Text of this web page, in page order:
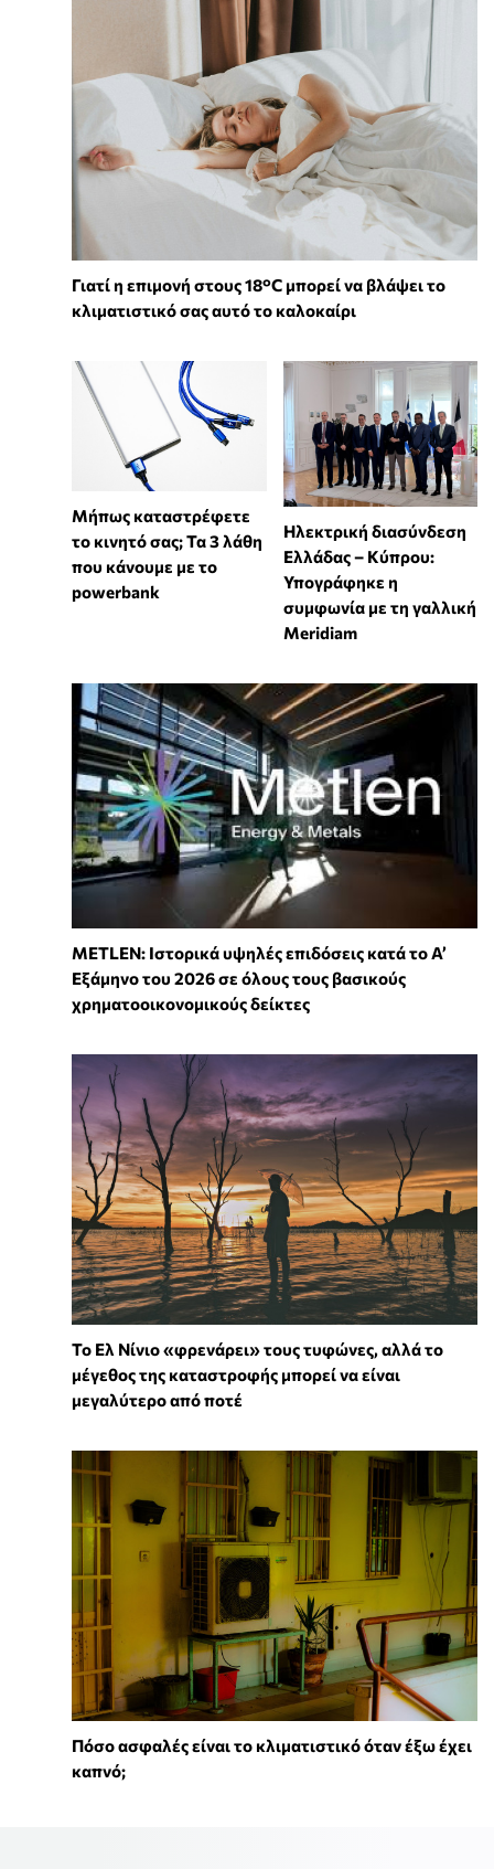
Γιατί η επιμονή στους 18°C μπορεί να βλάψει το
κλιματιστικό σας αυτό το καλοκαίρι
Μήπως καταστρέφετε
το κινητό σας; Τα 3 λάθη
που κάνουμε με το
powerbank
Ηλεκτρική διασύνδεση
Ελλάδας – Κύπρου:
Υπογράφηκε η
συμφωνία με τη γαλλική
Meridiam
METLEN: Ιστορικά υψηλές επιδόσεις κατά το Α’
Εξάμηνο του 2026 σε όλους τους βασικούς
χρηματοοικονομικούς δείκτες
Το Ελ Νίνιο «φρενάρει» τους τυφώνες, αλλά το
μέγεθος της καταστροφής μπορεί να είναι
μεγαλύτερο από ποτέ
Πόσο ασφαλές είναι το κλιματιστικό όταν έξω έχει
καπνό;